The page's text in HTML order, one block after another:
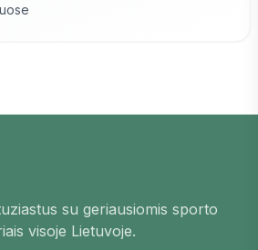
su naujais žaidėjais
Mūsų platformoje rasite
su geriausiomis sporto
visoje Lietuvoje.